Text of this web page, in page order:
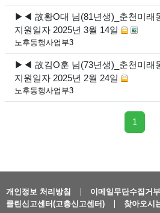
▶◀ 故황O대 님(81년생)_춘천미래
지원일자 2025년 3월 14일
노후동행사업부3
▶◀ 故김O훈 님(73년생)_춘천미래
지원일자 2025년 2월 24일
노후동행사업부3
1
개인정보 처리방침 이메일무단수집거부
클린신고센터(고충신고센터)
찾아오시